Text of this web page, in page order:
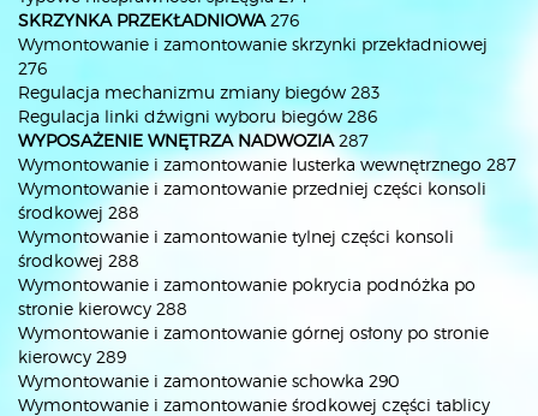
SKRZYNKA PRZEKŁADNIOWA 276
Wymontowanie i zamontowanie skrzynki przekładniowej
276
Regulacja mechanizmu zmiany biegów 283
Regulacja linki dźwigni wyboru biegów 286
WYPOSAŻENIE WNĘTRZA NADWOZIA 287
Wymontowanie i zamontowanie lusterka wewnętrznego 287
Wymontowanie i zamontowanie przedniej części konsoli
środkowej 288
Wymontowanie i zamontowanie tylnej części konsoli
środkowej 288
Wymontowanie i zamontowanie pokrycia podnóżka po
stronie kierowcy 288
Wymontowanie i zamontowanie górnej osłony po stronie
kierowcy 289
Wymontowanie i zamontowanie schowka 290
Wymontowanie i zamontowanie środkowej części tablicy